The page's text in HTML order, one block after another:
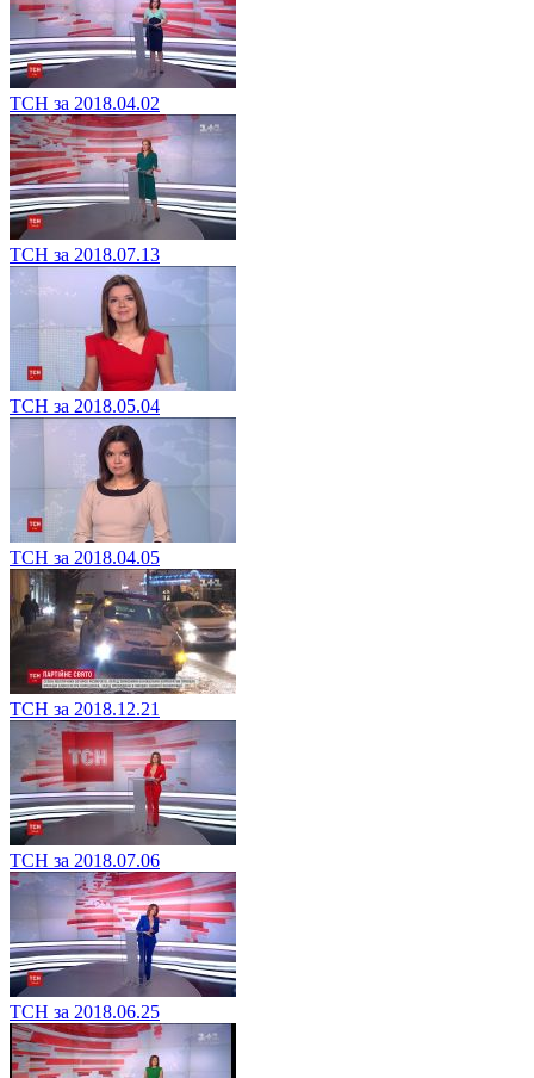
ТСН за 2018.04.02
ТСН за 2018.07.13
ТСН за 2018.05.04
ТСН за 2018.04.05
ТСН за 2018.12.21
ТСН за 2018.07.06
ТСН за 2018.06.25